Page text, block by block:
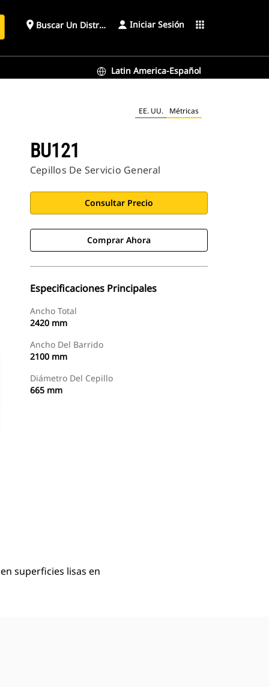
place Buscar Un Distribuidor Iniciar Sesión apps
Latin America-Español
EE. UU. Métricas
BU121
Cepillos De Servicio General
Consultar Precio
Comprar Ahora
Especificaciones Principales
Ancho Total
2420 mm
Ancho Del Barrido
2100 mm
Diámetro Del Cepillo
665 mm
superficies lisas en